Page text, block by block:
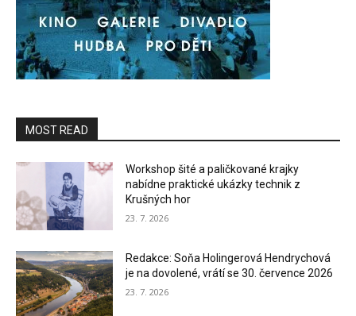
MOST READ
Workshop šité a paličkované krajky
nabídne praktické ukázky technik z
Krušných hor
23. 7. 2026
Redakce: Soňa Holingerová Hendrychová
je na dovolené, vrátí se 30. července 2026
23. 7. 2026